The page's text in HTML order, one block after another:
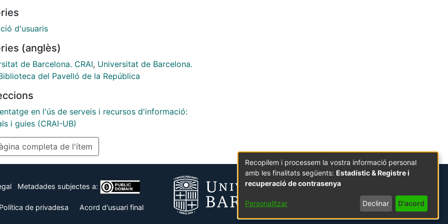
2445/115132
d'usuaris
(anglès)
de Barcelona. CRAI, Universitat de Barcelona.
del Pavelló de la República
en l'ús de serveis i recursos d'informació:
i guies (CRAI-UB)
completa de l'ítem
Metadades subjectes a:
Política de privadesa Acord d'usuari final
Recopilem i processem la vostra informació personal
amb les finalitats següents: Estadístic & Registre i
recuperació de contrasenya
Personalitzar Declinar D'acord